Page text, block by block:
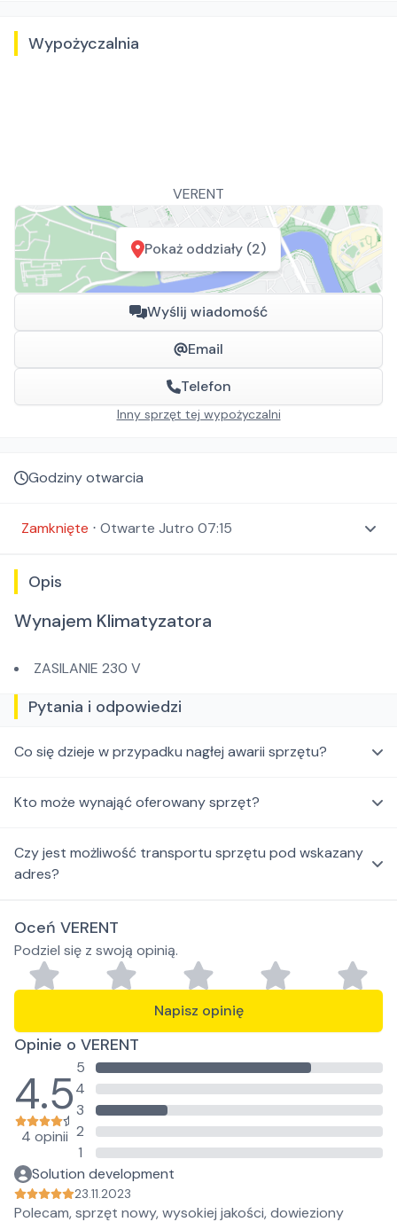
Wypożyczalnia
VERENT
Pokaż oddziały (2)
Wyślij wiadomość
Email
Telefon
Inny sprzęt tej wypożyczalni
Godziny otwarcia
Zamknięte ⋅ Otwarte Jutro 07:15
Opis
Wynajem Klimatyzatora
ZASILANIE 230 V
Pytania i odpowiedzi
Co się dzieje w przypadku nagłej awarii sprzętu?
Kto może wynająć oferowany sprzęt?
Czy jest możliwość transportu sprzętu pod wskazany
adres?
Oceń VERENT
Podziel się z swoją opinią.
Napisz opinię
Opinie o VERENT
4.5
4 opinii
5
4
3
2
1
Solution development
23.11.2023
Polecam, sprzęt nowy, wysokiej jakości, dowieziony